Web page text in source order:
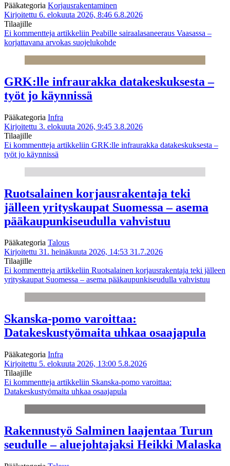
Pääkategoria Korjausrakentaminen
Kirjoitettu 6. elokuuta 2026, 8:46 6.8.2026
Tilaajille
Ei kommentteja artikkeliin Peabille sairaalasaneeraus Vaasassa –
korjattavana arvokas suojelukohde
GRK:lle infraurakka datakeskuksesta –
työt jo käynnissä
Pääkategoria Infra
Kirjoitettu 3. elokuuta 2026, 9:45 3.8.2026
Tilaajille
Ei kommentteja artikkeliin GRK:lle infraurakka datakeskuksesta –
työt jo käynnissä
Ruotsalainen korjausrakentaja teki
jälleen yrityskaupat Suomessa – asema
pääkaupunkiseudulla vahvistuu
Pääkategoria Talous
Kirjoitettu 31. heinäkuuta 2026, 14:53 31.7.2026
Tilaajille
Ei kommentteja artikkeliin Ruotsalainen korjausrakentaja teki jälleen
yrityskaupat Suomessa – asema pääkaupunkiseudulla vahvistuu
Skanska-pomo varoittaa:
Datakeskustyömaita uhkaa osaajapula
Pääkategoria Infra
Kirjoitettu 5. elokuuta 2026, 13:00 5.8.2026
Tilaajille
Ei kommentteja artikkeliin Skanska-pomo varoittaa:
Datakeskustyömaita uhkaa osaajapula
Rakennustyö Salminen laajentaa Turun
seudulle – aluejohtajaksi Heikki Malaska